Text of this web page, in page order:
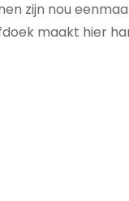
zijn nou
maakt hier